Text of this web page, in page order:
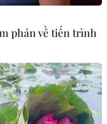
phán về tiến trình